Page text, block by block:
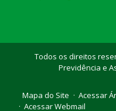
Todos os direitos
Previdência e
Mapa do Site
Acessar
Acessar Webmail